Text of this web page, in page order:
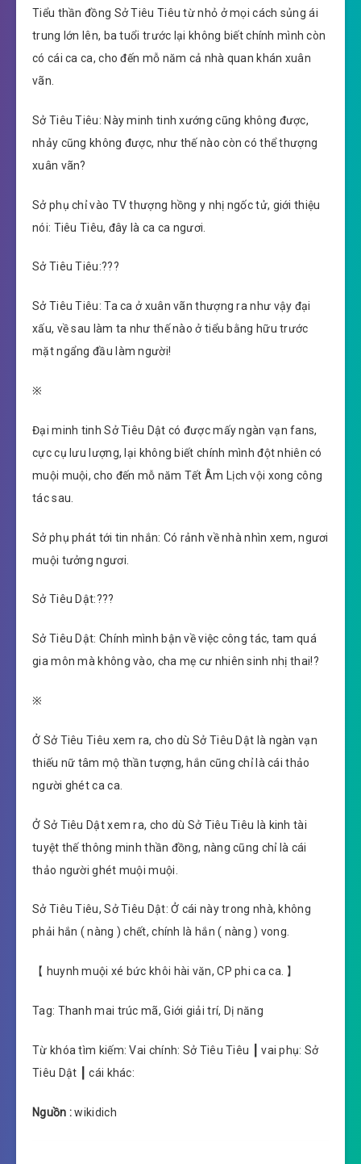
Tiểu thần đồng Sở Tiêu Tiêu từ nhỏ ở mọi cách sủng ái
trung lớn lên, ba tuổi trước lại không biết chính mình còn
có cái ca ca, cho đến mỗ năm cả nhà quan khán xuân
vãn.
Sở Tiêu Tiêu: Này minh tinh xướng cũng không được,
nhảy cũng không được, như thế nào còn có thể thượng
xuân vãn?
Sở phụ chỉ vào TV thượng hồng y nhị ngốc tử, giới thiệu
nói: Tiêu Tiêu, đây là ca ca ngươi.
Sở Tiêu Tiêu:???
Sở Tiêu Tiêu: Ta ca ở xuân vãn thượng ra như vậy đại
xấu, về sau làm ta như thế nào ở tiểu bằng hữu trước
mặt ngẩng đầu làm người!
※
Đại minh tinh Sở Tiêu Dật có được mấy ngàn vạn fans,
cực cụ lưu lượng, lại không biết chính mình đột nhiên có
muội muội, cho đến mỗ năm Tết Âm Lịch vội xong công
tác sau.
Sở phụ phát tới tin nhắn: Có rảnh về nhà nhìn xem, ngươi
muội tưởng ngươi.
Sở Tiêu Dật:???
Sở Tiêu Dật: Chính mình bận về việc công tác, tam quá
gia môn mà không vào, cha mẹ cư nhiên sinh nhị thai!?
※
Ở Sở Tiêu Tiêu xem ra, cho dù Sở Tiêu Dật là ngàn vạn
thiếu nữ tâm mộ thần tượng, hắn cũng chỉ là cái thảo
người ghét ca ca.
Ở Sở Tiêu Dật xem ra, cho dù Sở Tiêu Tiêu là kinh tài
tuyệt thế thông minh thần đồng, nàng cũng chỉ là cái
thảo người ghét muội muội.
Sở Tiêu Tiêu, Sở Tiêu Dật: Ở cái này trong nhà, không
phải hắn ( nàng ) chết, chính là hắn ( nàng ) vong.
【 huynh muội xé bức khôi hài văn, CP phi ca ca. 】
Tag: Thanh mai trúc mã, Giới giải trí, Dị năng
Từ khóa tìm kiếm: Vai chính: Sở Tiêu Tiêu ┃ vai phụ: Sở
Tiêu Dật ┃ cái khác:
Nguồn :wikidich